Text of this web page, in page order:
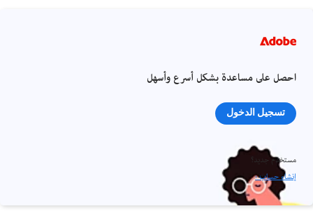
احصل على مساعدة بشكل أسرع وأسهل
تسجيل الدخول
مستخدم جديد؟
إنشاء حساب ›